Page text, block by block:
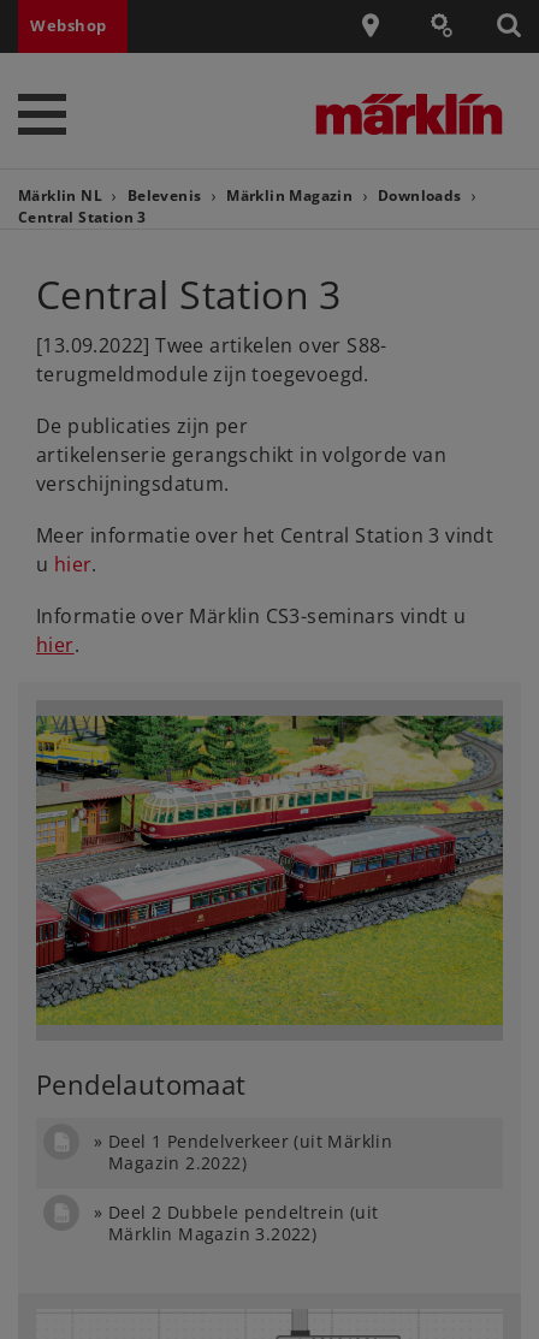
Webshop
Märklin NL Belevenis Märklin Magazin
Downloads
Central Station 3
Central Station 3
[13.09.2022] Twee artikelen over S88-
terugmeldmodule zijn toegevoegd.
De publicaties zijn per
artikelenserie gerangschikt in volgorde van
verschijningsdatum.
Meer informatie over het Central Station 3 vindt
u hier.
Informatie over Märklin CS3-seminars vindt u
hier.
Pendelautomaat
Deel 1 Pendelverkeer (uit Märklin
Magazin 2.2022)
Deel 2 Dubbele pendeltrein (uit
Märklin Magazin 3.2022)